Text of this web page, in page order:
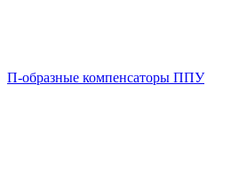
П-образные компенсаторы ППУ